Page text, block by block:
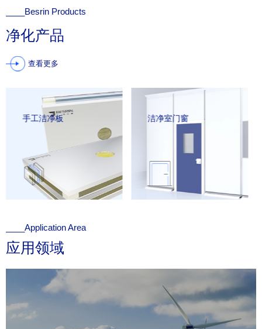
____Besrin Products
净化产品
查看更多
手工洁净板 洁净室门窗
____Application Area
应用领域